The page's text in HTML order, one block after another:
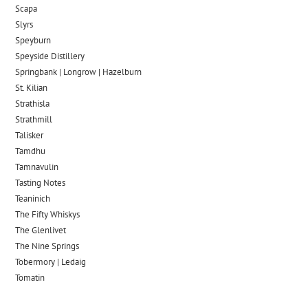
Scapa
Slyrs
Speyburn
Speyside Distillery
Springbank | Longrow | Hazelburn
St. Kilian
Strathisla
Strathmill
Talisker
Tamdhu
Tamnavulin
Tasting Notes
Teaninich
The Fifty Whiskys
The Glenlivet
The Nine Springs
Tobermory | Ledaig
Tomatin